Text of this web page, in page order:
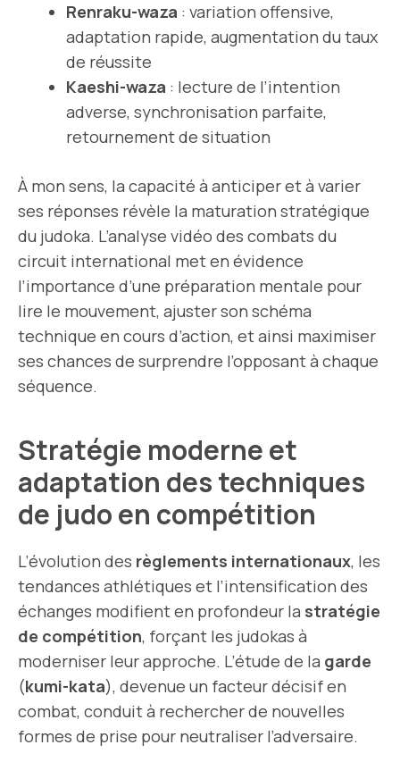
Renraku-waza : variation offensive,
adaptation rapide, augmentation du taux
de réussite
Kaeshi-waza : lecture de l’intention
adverse, synchronisation parfaite,
retournement de situation
À mon sens, la capacité à anticiper et à varier
ses réponses révèle la maturation stratégique
du judoka. L’analyse vidéo des combats du
circuit international met en évidence
l’importance d’une préparation mentale pour
lire le mouvement, ajuster son schéma
technique en cours d’action, et ainsi maximiser
ses chances de surprendre l’opposant à chaque
séquence.
Stratégie moderne et
adaptation des techniques
de judo en compétition
L’évolution des règlements internationaux, les
tendances athlétiques et l’intensification des
échanges modifient en profondeur la stratégie
de compétition, forçant les judokas à
moderniser leur approche. L’étude de la garde
(kumi-kata), devenue un facteur décisif en
combat, conduit à rechercher de nouvelles
formes de prise pour neutraliser l’adversaire.